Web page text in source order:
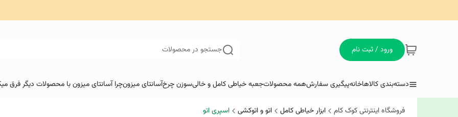
ورود / ثبت نام جستجو در محصولات
دسته‌بندی کالاهاخانهپیگیری سفارشهمه محصولاتجعبه خیاطی کامل و خالیسوزن چرخآسانتای میزونچرا آسانتای میزون با محصولات دیگر فرق
فروشگاه اینترنتی کوک کام ابزار خیاطی کامل اتو و اتوکشی اسپری اتو